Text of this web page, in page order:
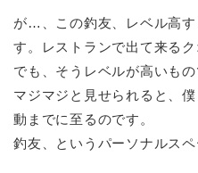
が…、この釣友、レベル高
す。レストランで出て来る
でも、そうレベルが高いも
マジマジと見せられると、
動までに至るのです。
釣友、というパーソナルスペ